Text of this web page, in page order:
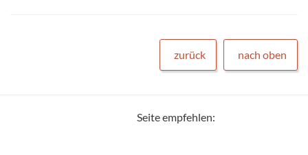
zurück nach oben
Seite empfehlen: